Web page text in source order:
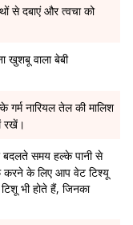
से दबाएं और त्वचा को
खुशबू वाला बेबी
नारियल तेल की मालिश
रखें।
बदलते समय हल्के पानी से
करने के लिए आप वेट टिश्यू
भी होते हैं, जिनका